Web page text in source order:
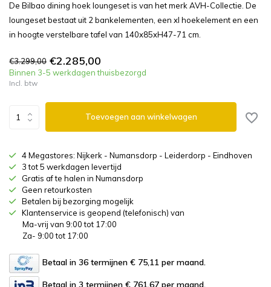
De Bilbao dining hoek loungeset is van het merk AVH-Collectie. De
loungeset bestaat uit 2 bankelementen, een xl hoekelement en een
in hoogte verstelbare tafel van 140x85xH47-71 cm.
€3.299,00 €2.285,00
Binnen 3-5 werkdagen thuisbezorgd
Incl. btw
Toevoegen aan winkelwagen
4 Megastores: Nijkerk - Numansdorp - Leiderdorp - Eindhoven
3 tot 5 werkdagen levertijd
Gratis af te halen in Numansdorp
Geen retourkosten
Betalen bij bezorging mogelijk
Klantenservice is geopend (telefonisch) van
Ma-vrij van 9:00 tot 17:00
Za- 9:00 tot 17:00
Betaal in 36 termijnen € 75,11 per maand.
Betaal in 3 termijnen € 761,67 per maand.